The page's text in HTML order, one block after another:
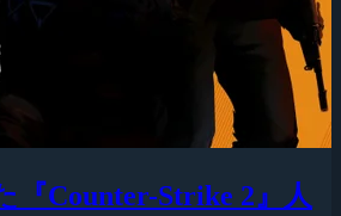
『Counter-Strike 2』人